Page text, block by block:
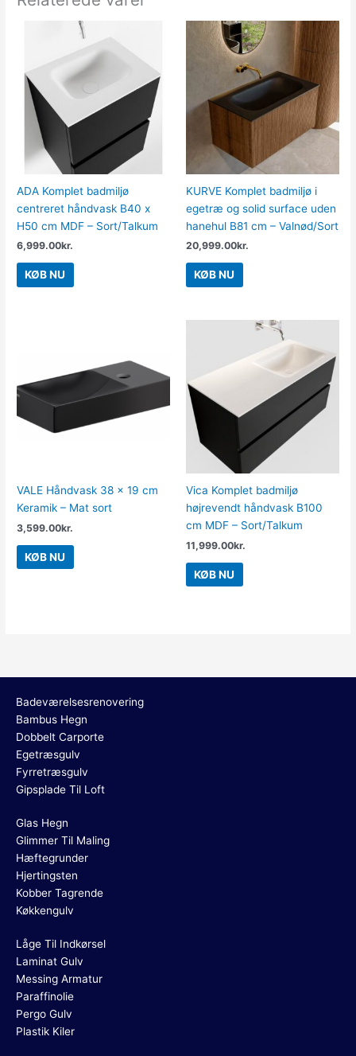
ADA Komplet badmiljø
centreret håndvask B40 x
H50 cm MDF – Sort/Talkum
6,999.00kr.
KØB NU
KURVE Komplet badmiljø i
egetræ og solid surface uden
hanehul B81 cm – Valnød/Sort
20,999.00kr.
KØB NU
VALE Håndvask 38 x 19 cm
Keramik – Mat sort
3,599.00kr.
KØB NU
Vica Komplet badmiljø
højrevendt håndvask B100
cm MDF – Sort/Talkum
11,999.00kr.
KØB NU
Badeværelsesrenovering
Bambus Hegn
Dobbelt Carporte
Egetræsgulv
Fyrretræsgulv
Gipsplade Til Loft
Glas Hegn
Glimmer Til Maling
Hæftegrunder
Hjertingsten
Kobber Tagrende
Køkkengulv
Låge Til Indkørsel
Laminat Gulv
Messing Armatur
Paraffinolie
Pergo Gulv
Plastik Kiler